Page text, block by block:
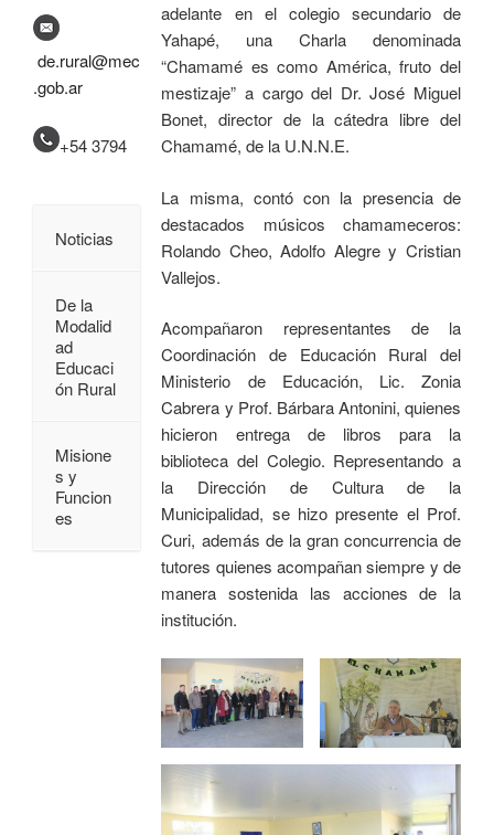
adelante en el colegio secundario de
Yahapé, una Charla denominada
“Chamamé es como América, fruto del
mestizaje” a cargo del Dr. José Miguel
Bonet, director de la cátedra libre del
Chamamé, de la U.N.N.E.
La misma, contó con la presencia de
destacados músicos chamameceros:
Rolando Cheo, Adolfo Alegre y Cristian
Vallejos.
Acompañaron representantes de la
Coordinación de Educación Rural del
Ministerio de Educación, Lic. Zonia
Cabrera y Prof. Bárbara Antonini, quienes
hicieron entrega de libros para la
biblioteca del Colegio. Representando a
la Dirección de Cultura de la
Municipalidad, se hizo presente el Prof.
Curi, además de la gran concurrencia de
tutores quienes acompañan siempre y de
manera sostenida las acciones de la
institución.
de.rural@mec
.gob.ar
+54 3794
Noticias
De la
Modalid
ad
Educaci
ón Rural
Misione
s y
Funcion
es